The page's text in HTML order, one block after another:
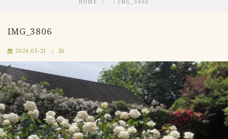
HOME IMG_3806
IMG_3806
2024-05-21